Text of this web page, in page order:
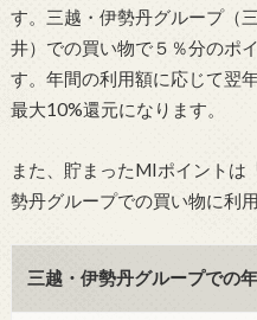
す。三越・伊勢丹グループ（
井）での買い物で５％分のポ
す。年間の利用額に応じて翌
最大10%還元になります。
また、貯まったMIポイントは
勢丹グループでの買い物に利用
三越・伊勢丹グループでの